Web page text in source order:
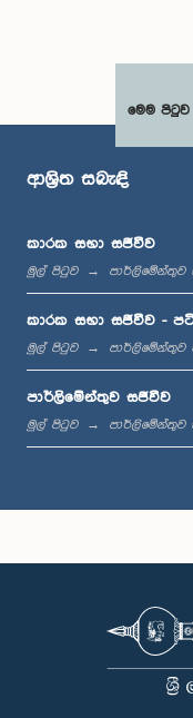
ප.ව. 1:10 - ප.ව. 1:21
ප.ව. 1:27 - ප.ව. 1:42
ප.ව. 1:42 - ප.ව. 1:58
ප.ව. 2:10 - ප.ව. 2:22
මෙම පිටුව
ආශ්‍රිත සබැඳි
කාරක සභා සජීවීව
මුල් පිටුව පාර්ලිමේන්තුව
කාරක සභා සජීවීව -
මුල් පිටුව පාර්ලිමේන්තුව
පාර්ලිමේන්තුව සජීවීව
මුල් පිටුව පාර්ලිමේන්තුව